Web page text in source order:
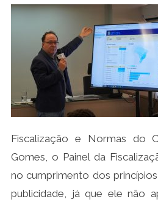
Fiscalização e Normas do
Gomes, o Painel da
no cumprimento dos
publicidade, já que ele não